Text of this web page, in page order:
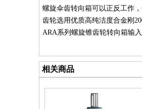
螺旋伞齿转向箱可以正反工作
齿轮选用优质高纯洁度合金刚
ARA系列螺旋锥齿轮转向箱输
相关商品